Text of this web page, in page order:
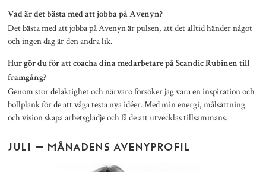
Vad är det bästa med att jobba på Avenyn?
Det bästa med att jobba på Avenyn är pulsen, att det alltid händer något
och ingen dag är den andra lik.
Hur gör du för att coacha dina medarbetare på Scandic Rubinen till
framgång?
Genom stor delaktighet och närvaro försöker jag vara en inspiration och
bollplank för de att våga testa nya idéer. Med min energi, målsättning
och vision skapa arbetsglädje och få de att utvecklas tillsammans.
JULI – MÅNADENS AVENYPROFIL